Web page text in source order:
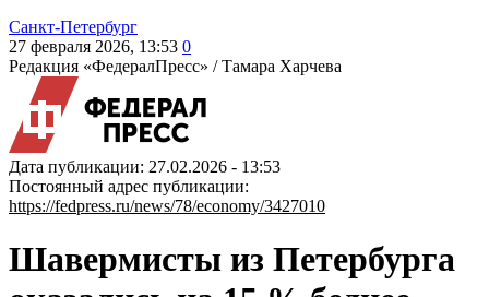
Санкт-Петербург
27 февраля 2026, 13:53 0
Редакция «ФедералПресс» /Тамара Харчева
Дата публикации: 27.02.2026 - 13:53
Постоянный адрес публикации:
https://fedpress.ru/news/78/economy/3427010
Шавермисты из Петербурга